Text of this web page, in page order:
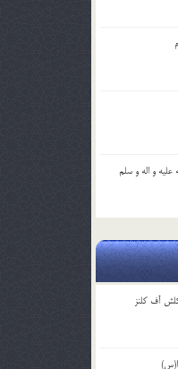
و اله و سلم
آف کلنز